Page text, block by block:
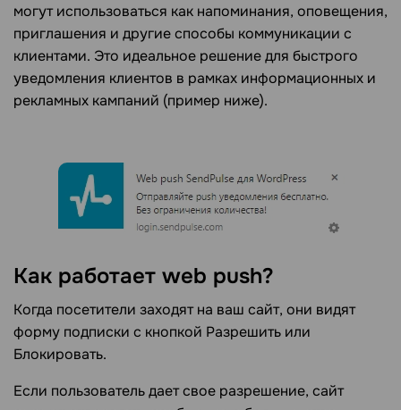
могут использоваться как напоминания, оповещения,
приглашения и другие способы коммуникации с
клиентами. Это идеальное решение для быстрого
уведомления клиентов в рамках информационных и
рекламных кампаний (пример ниже).
Как работает web push?
Когда посетители заходят на ваш сайт, они видят
форму подписки с кнопкой Разрешить или
Блокировать.
Если пользователь дает свое разрешение, сайт